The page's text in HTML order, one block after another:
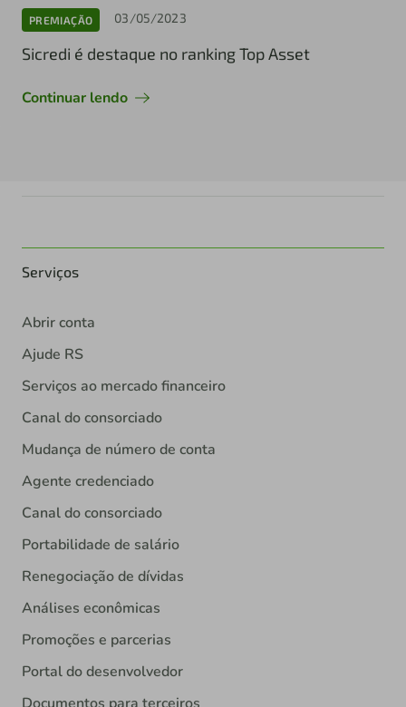
PREMIAÇÃO 03/05/2023
Sicredi é destaque no ranking Top Asset
Continuar lendo
Serviços
Abrir conta
Ajude RS
Serviços ao mercado financeiro
Canal do consorciado
Mudança de número de conta
Agente credenciado
Canal do consorciado
Portabilidade de salário
Renegociação de dívidas
Análises econômicas
Promoções e parcerias
Portal do desenvolvedor